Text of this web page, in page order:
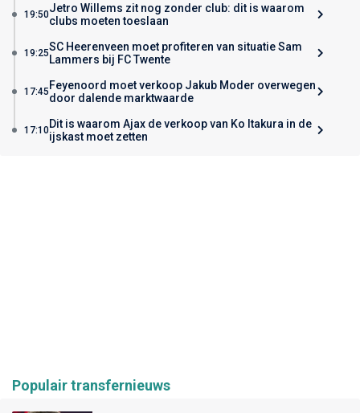
19:50Jetro Willems zit nog zonder club: dit is waarom
clubs moeten toeslaan
19:25SC Heerenveen moet profiteren van situatie Sam
Lammers bij FC Twente
17:45 Feyenoord moet verkoop Jakub Moder overwegen
door dalende marktwaarde
17:10Dit is waarom Ajax de verkoop van Ko Itakura in de
ijskast moet zetten
Populair transfernieuws